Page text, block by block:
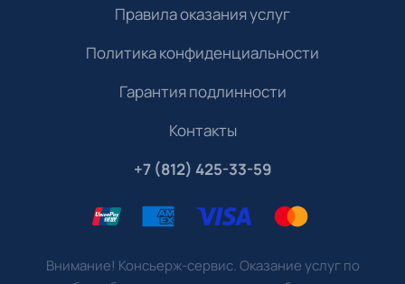
Правила оказания услуг
Политика конфиденциальности
Гарантия подлинности
Контакты
+7 (812) 425-33-59
Внимание! Консьерж-сервис. Оказание услуг по